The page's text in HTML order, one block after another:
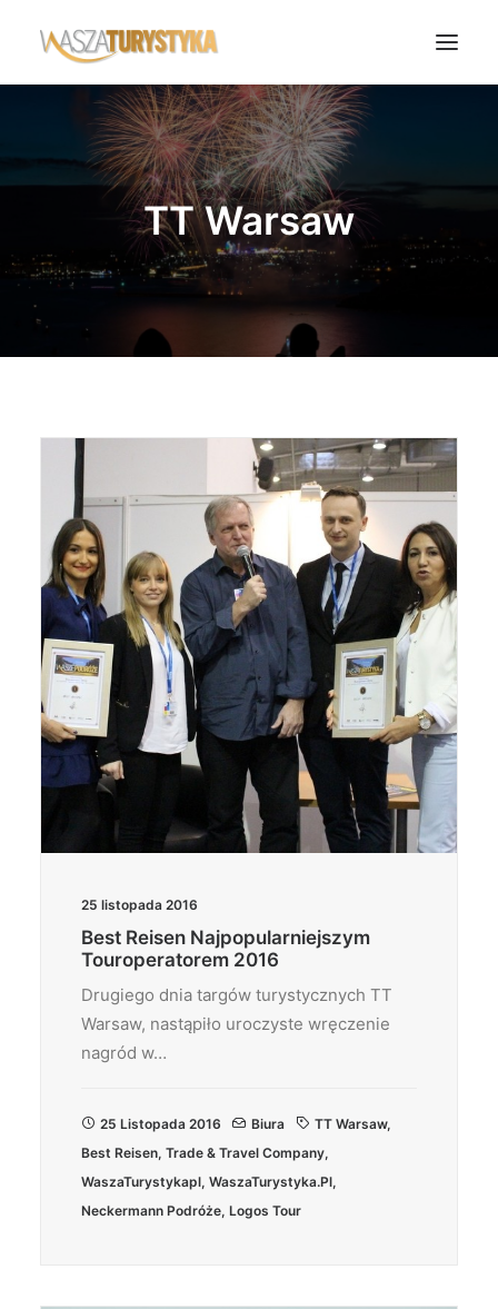
Księga wspomnień
Biura podróży
Noclegi
Polska
Świat
Wasze Podróże
Wyszukiwanie
TT Warsaw
25 listopada 2016
Best Reisen Najpopularniejszym
Touroperatorem 2016
Drugiego dnia targów turystycznych TT
Warsaw, nastąpiło uroczyste wręczenie
nagród w…
25 Listopada 2016 Biura TT Warsaw,
Best Reisen, Trade & Travel Company,
WaszaTurystykapl, WaszaTurystyka.pl,
Neckermann Podróże, Logos Tour